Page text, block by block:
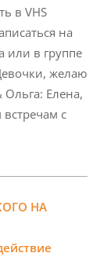
в VHS
на
или в группе
желаю
Ольга: Елена,
с
НА